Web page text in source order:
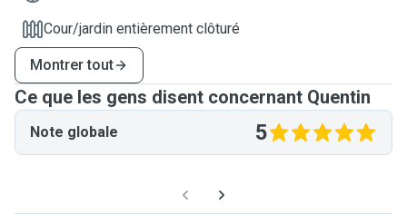
Cour/jardin entièrement clôturé
Montrer tout
Ce que les gens disent concernant Quentin
Note globale 5